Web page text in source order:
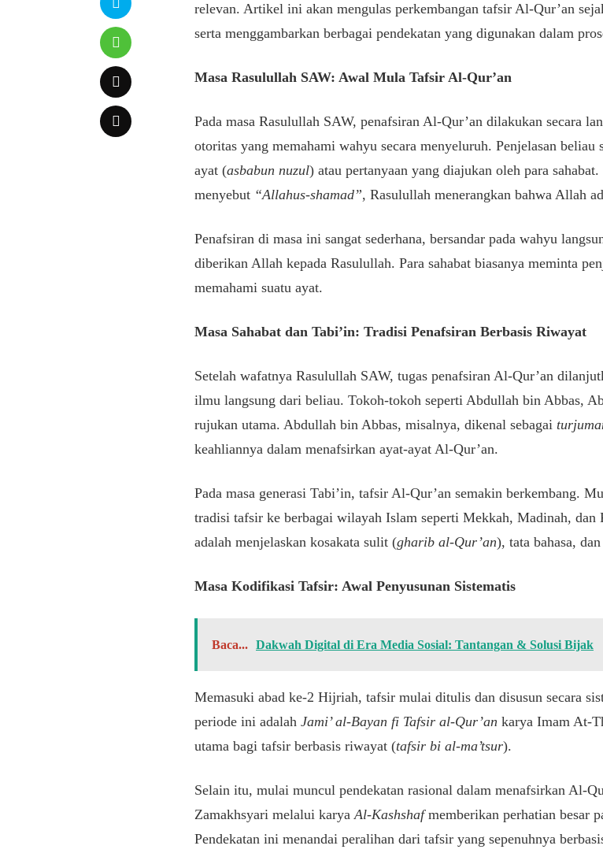
relevan. Artikel ini akan mengulas perkembangan tafsir Al-Qur’an
serta menggambarkan berbagai pendekatan yang digunakan dalam
Masa Rasulullah SAW: Awal Mula Tafsir Al-Qur’an
Pada masa Rasulullah SAW, penafsiran Al-Qur’an dilakukan secara
otoritas yang memahami wahyu secara menyeluruh. Penjelasan
ayat (asbabun nuzul) atau pertanyaan yang diajukan oleh para
menyebut “Allahus-shamad”, Rasulullah menerangkan bahwa Allah
Penafsiran di masa ini sangat sederhana, bersandar pada wahyu
diberikan Allah kepada Rasulullah. Para sahabat biasanya meminta
memahami suatu ayat.
Masa Sahabat dan Tabi’in: Tradisi Penafsiran Berbasis Riwayat
Setelah wafatnya Rasulullah SAW, tugas penafsiran Al-Qur’an
ilmu langsung dari beliau. Tokoh-tokoh seperti Abdullah bin Abbas,
rujukan utama. Abdullah bin Abbas, misalnya, dikenal sebagai
keahliannya dalam menafsirkan ayat-ayat Al-Qur’an.
Pada masa generasi Tabi’in, tafsir Al-Qur’an semakin berkembang.
tradisi tafsir ke berbagai wilayah Islam seperti Mekkah, Madinah,
adalah menjelaskan kosakata sulit (gharib al-Qur’an), tata bahasa,
Masa Kodifikasi Tafsir: Awal Penyusunan Sistematis
Baca... Dakwah Digital di Era Media Sosial: Tantangan & Solusi Bijak
Memasuki abad ke-2 Hijriah, tafsir mulai ditulis dan disusun secara
periode ini adalah Jami’ al-Bayan fi Tafsir al-Qur’an karya Imam At-
utama bagi tafsir berbasis riwayat (tafsir bi al-ma’tsur).
Selain itu, mulai muncul pendekatan rasional dalam menafsirkan Al-
Zamakhsyari melalui karyaAl-Kashshafmemberikan perhatian besar
Pendekatan ini menandai peralihan dari tafsir yang sepenuhnya